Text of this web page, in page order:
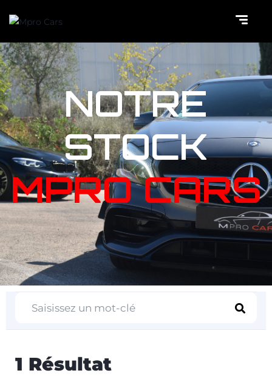
NOTRE
STOCK
MPRO CARS
1 Résultat